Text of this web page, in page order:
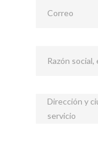
Correo
Razón
Dirección y
servicio